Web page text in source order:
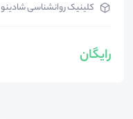
کلینیک روانشناسی شادینو
رایگان